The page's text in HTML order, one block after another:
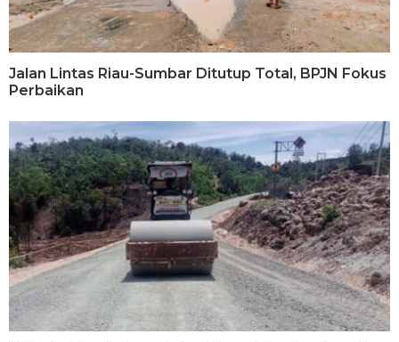
Jalan Lintas Riau-Sumbar Ditutup Total, BPJN Fokus
Perbaikan